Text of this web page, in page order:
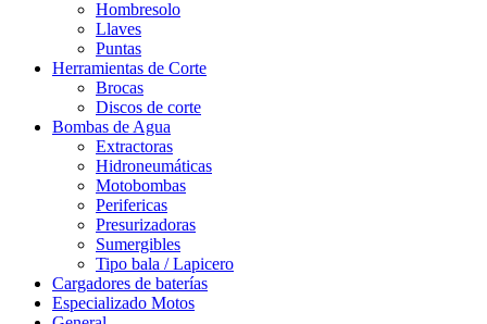
Hombresolo
Llaves
Puntas
Herramientas de Corte
Brocas
Discos de corte
Bombas de Agua
Extractoras
Hidroneumáticas
Motobombas
Perifericas
Presurizadoras
Sumergibles
Tipo bala / Lapicero
Cargadores de baterías
Especializado Motos